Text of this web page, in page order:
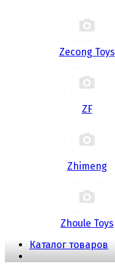
Zecong Toys
ZF
Zhimeng
Zhoule Toys
Каталог товаров